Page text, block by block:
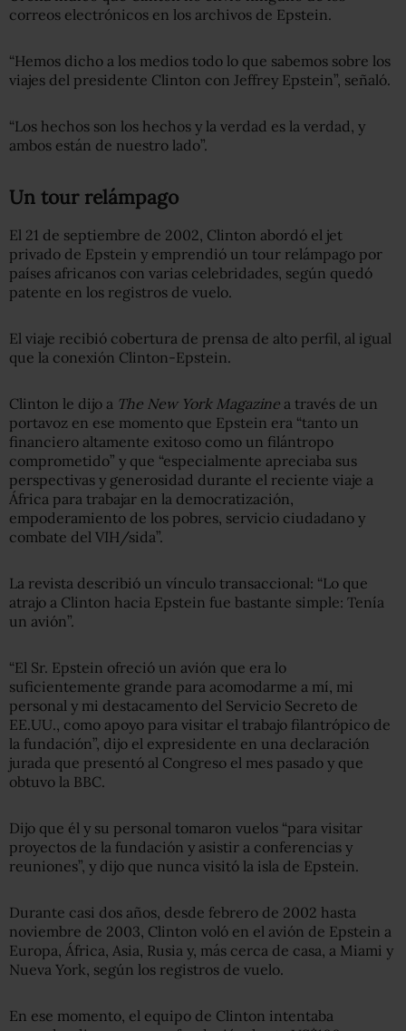
correos electrónicos en los archivos de Epstein.
“Hemos dicho a los medios todo lo que sabemos sobre los
viajes del presidente Clinton con Jeffrey Epstein”, señaló.
“Los hechos son los hechos y la verdad es la verdad, y
ambos están de nuestro lado”.
Un tour relámpago
El 21 de septiembre de 2002, Clinton abordó el jet
privado de Epstein y emprendió un tour relámpago por
países africanos con varias celebridades, según quedó
patente en los registros de vuelo.
El viaje recibió cobertura de prensa de alto perfil, al igual
que la conexión Clinton-Epstein.
Clinton le dijo a The New York Magazine a través de un
portavoz en ese momento que Epstein era “tanto un
financiero altamente exitoso como un filántropo
comprometido” y que “especialmente apreciaba sus
perspectivas y generosidad durante el reciente viaje a
África para trabajar en la democratización,
empoderamiento de los pobres, servicio ciudadano y
combate del VIH/sida”.
La revista describió un vínculo transaccional: “Lo que
atrajo a Clinton hacia Epstein fue bastante simple: Tenía
un avión”.
“El Sr. Epstein ofreció un avión que era lo
suficientemente grande para acomodarme a mí, mi
personal y mi destacamento del Servicio Secreto de
EE.UU., como apoyo para visitar el trabajo filantrópico de
la fundación”, dijo el expresidente en una declaración
jurada que presentó al Congreso el mes pasado y que
obtuvo la BBC.
Dijo que él y su personal tomaron vuelos “para visitar
proyectos de la fundación y asistir a conferencias y
reuniones”, y dijo que nunca visitó la isla de Epstein.
Durante casi dos años, desde febrero de 2002 hasta
noviembre de 2003, Clinton voló en el avión de Epstein a
Europa, África, Asia, Rusia y, más cerca de casa, a Miami y
Nueva York, según los registros de vuelo.
En ese momento, el equipo de Clinton intentaba